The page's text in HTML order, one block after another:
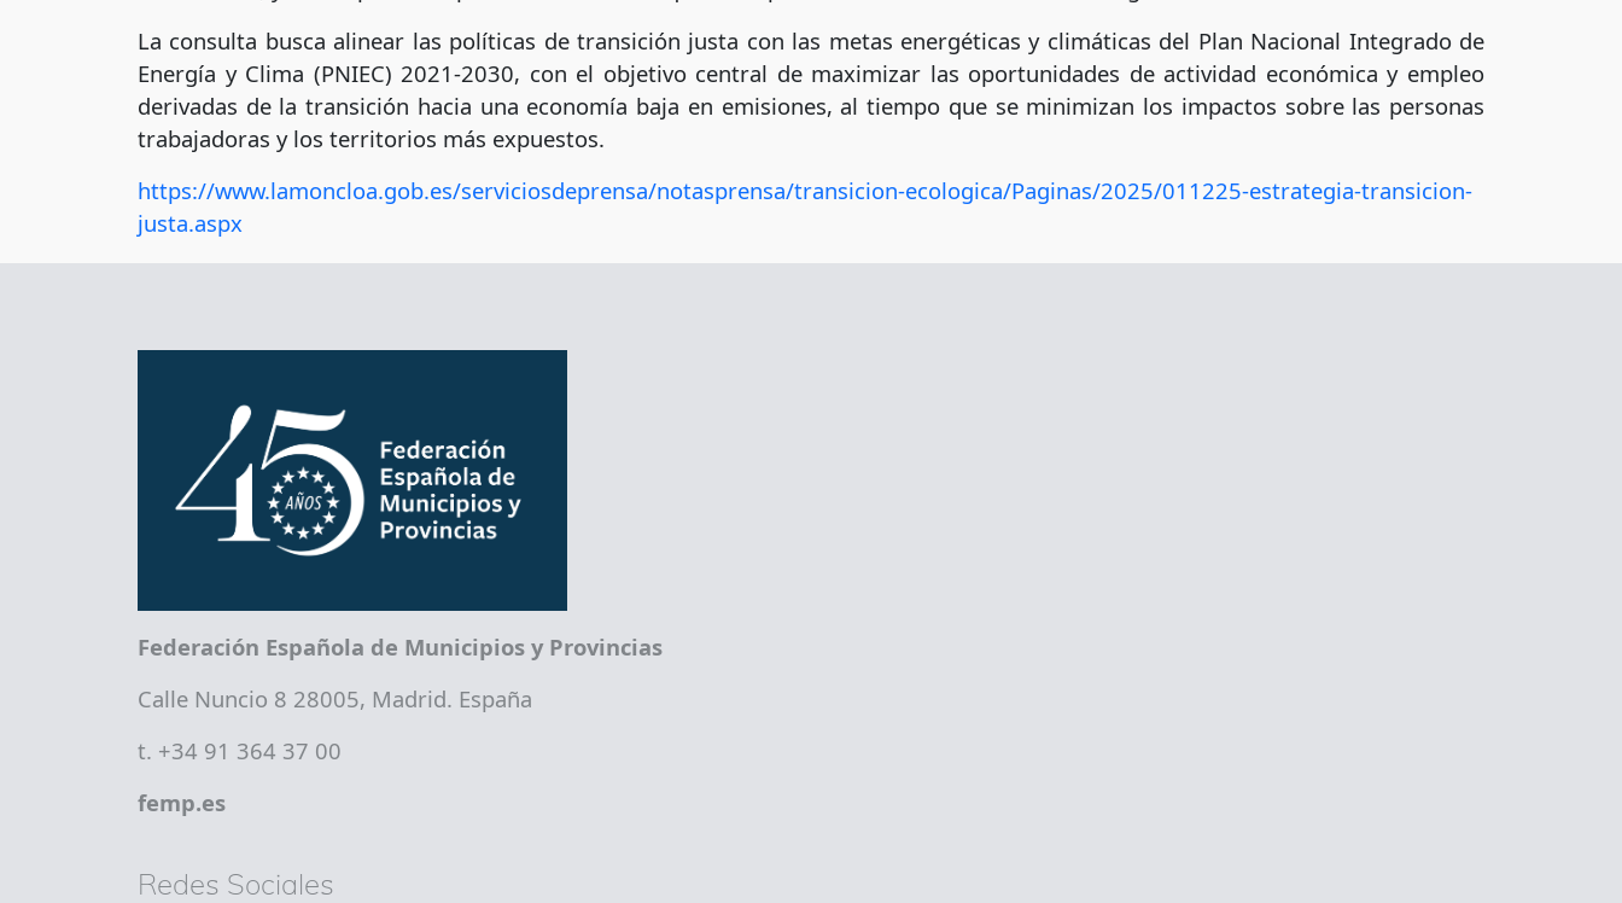
La consulta busca alinear las políticas de transición justa con las metas energéticas y climáticas del Plan Nacional Integrado de
Energía y Clima (PNIEC) 2021-2030, con el objetivo central de maximizar las oportunidades de actividad económica y empleo
derivadas de la transición hacia una economía baja en emisiones, al tiempo que se minimizan los impactos sobre las personas
trabajadoras y los territorios más expuestos.
https://www.lamoncloa.gob.es/serviciosdeprensa/notasprensa/transicion-ecologica/Paginas/2025/011225-estrategia-transicion-
justa.aspx
Federación Española de Municipios y Provincias
Calle Nuncio 8 28005, Madrid. España
t. +34 91 364 37 00
femp.es
Redes Sociales